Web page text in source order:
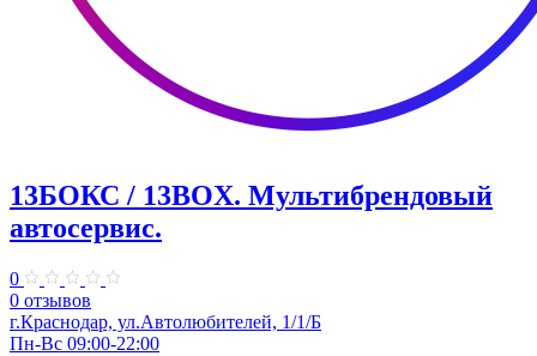
13БОКС / 13BOX. ​Мультибрендовый
автосервис.
0
0 отзывов
г.Краснодар, ул.Автолюбителей, 1/1/Б
Пн-Вс 09:00-22:00